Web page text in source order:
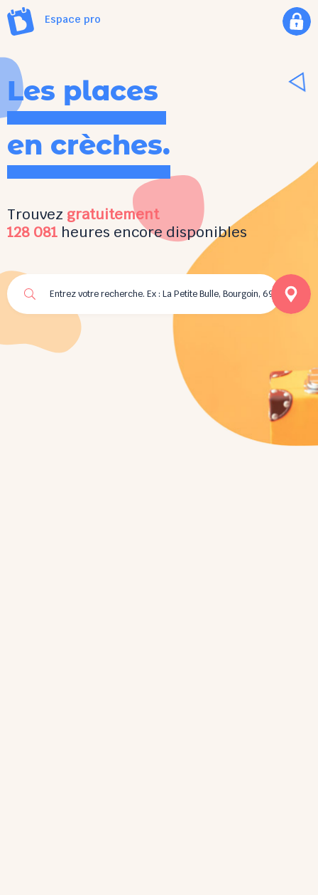
Espace pro
Les places
en crèches.
Trouvez gratuitement
128 081 heures encore disponibles